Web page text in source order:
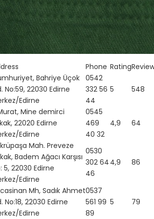
Phone Rating
Bahriye Üçok
No:59, 22030 Edirne
Edirne
0542
332 56
44
5 548
Mine demirci
22020 Edirne
Edirne
0545
469
40 32
4,9 64
Mah. Preveze
Badem Ağacı Karşısı
5, 22030 Edirne
Edirne
0530
302 64
46
4,9 86
Mh, Sadık Ahmet
No:18, 22030 Edirne
Edirne
0537
561 99
89
5 79